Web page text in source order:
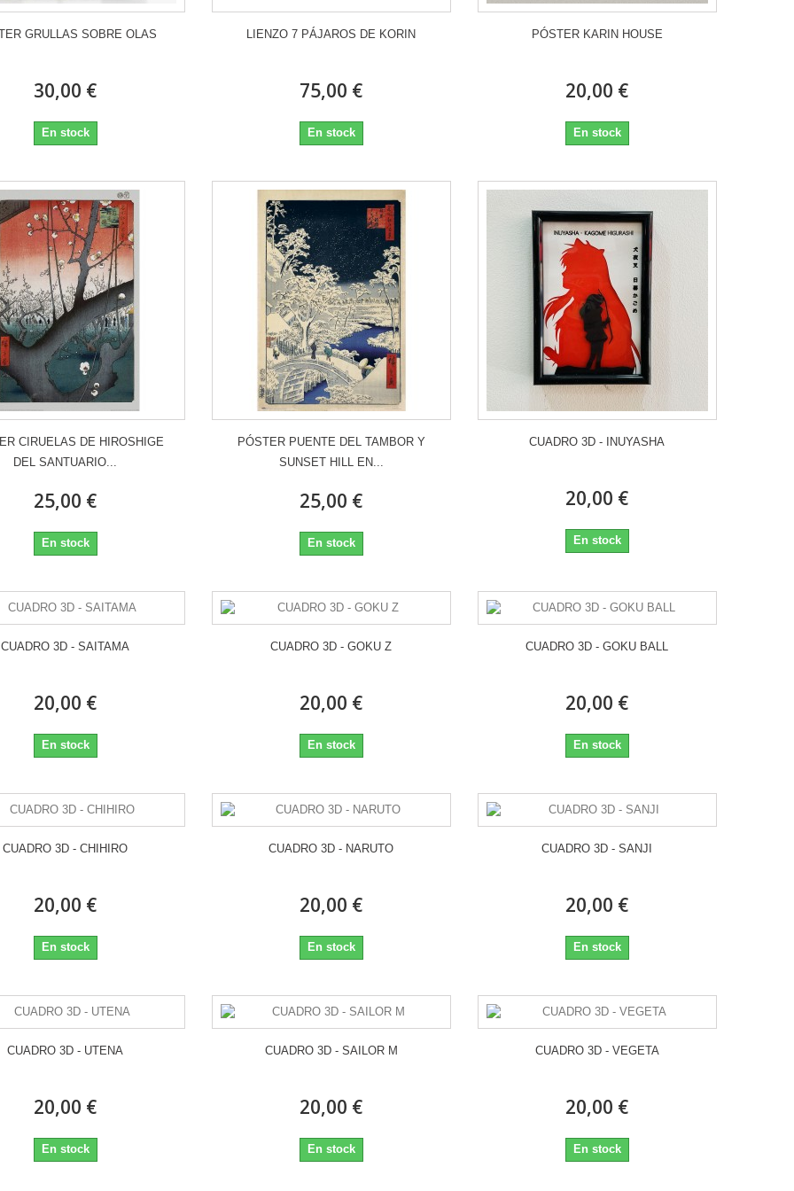
GRULLAS SOBRE OLAS
30,00 €
En stock
LIENZO 7 PÁJAROS DE KORIN
75,00 €
En stock
PÓSTER KARIN HOUSE
20,00 €
En stock
CIRUELAS DE HIROSHIGE
DEL SANTUARIO...
25,00 €
En stock
PÓSTER PUENTE DEL TAMBOR Y
SUNSET HILL EN...
25,00 €
En stock
CUADRO 3D - INUYASHA
20,00 €
En stock
CUADRO 3D - SAITAMA
20,00 €
En stock
CUADRO 3D - GOKU Z
20,00 €
En stock
CUADRO 3D - GOKU BALL
20,00 €
En stock
CUADRO 3D - CHIHIRO
20,00 €
En stock
CUADRO 3D - NARUTO
20,00 €
En stock
CUADRO 3D - SANJI
20,00 €
En stock
CUADRO 3D - UTENA
20,00 €
En stock
CUADRO 3D - SAILOR M
20,00 €
En stock
CUADRO 3D - VEGETA
20,00 €
En stock